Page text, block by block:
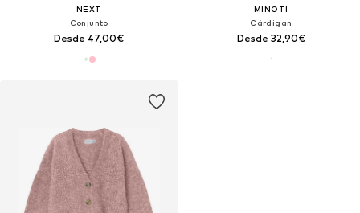
NEXT
Conjunto
Desde 47,00€
MINOTI
Cárdigan
Desde 32,90€